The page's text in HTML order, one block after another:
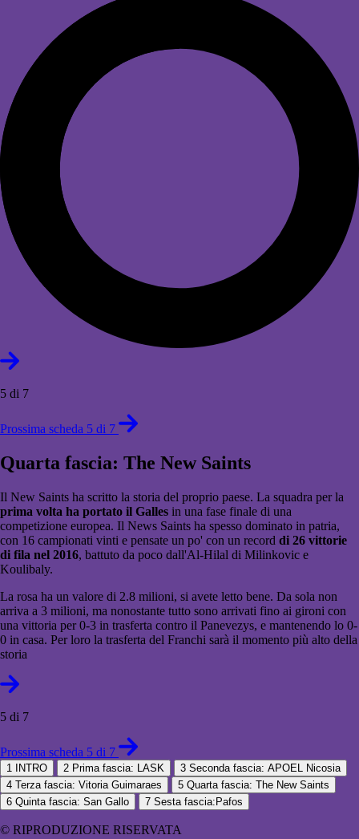
5 di 7
Prossima scheda 5 di 7
Quarta fascia: The New Saints
Il New Saints ha scritto la storia del proprio paese. La squadra per la
prima volta ha portato il Galles in una fase finale di una
competizione europea. Il News Saints ha spesso dominato in patria,
con 16 campionati vinti e pensate un po' con un record di 26 vittorie
di fila nel 2016, battuto da poco dall'Al-Hilal di Milinkovic e
Koulibaly.
La rosa ha un valore di 2.8 milioni, si avete letto bene. Da sola non
arriva a 3 milioni, ma nonostante tutto sono arrivati fino ai gironi con
una vittoria per 0-3 in trasferta contro il Panevezys, e mantenendo lo 0-
0 in casa. Per loro la trasferta del Franchi sarà il momento più alto della
storia
5 di 7
Prossima scheda 5 di 7
1 INTRO 2 Prima fascia: LASK 3 Seconda fascia: APOEL Nicosia
4 Terza fascia: Vitoria Guimaraes 5 Quarta fascia: The New Saints
6 Quinta fascia: San Gallo 7 Sesta fascia:Pafos
© RIPRODUZIONE RISERVATA